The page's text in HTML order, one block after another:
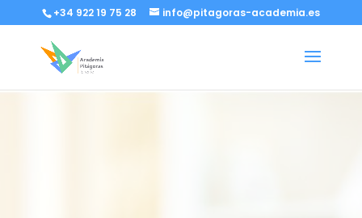
+34 922 19 75 28 info@pitagoras-academia.es